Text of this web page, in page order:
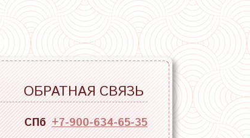
ОБРАТНАЯ СВЯЗЬ
СПб +7-900-634-65-35